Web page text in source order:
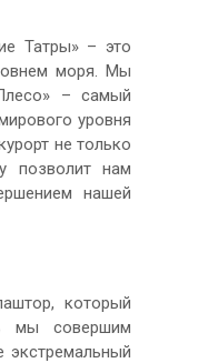
Татры» – это
моря. Мы
– самый
уровня
не только
позволит нам
нашей
который
мы совершим
экстремальный